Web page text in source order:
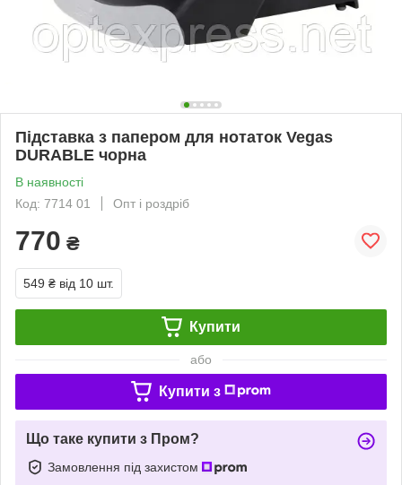
Підставка з папером для нотаток Vegas
DURABLE чорна
В наявності
Код: 7714 01
Опт і роздріб
770 ₴
549 ₴ від 10 шт.
Купити
або
Купити з
Що таке купити з Пром?
Замовлення під захистом